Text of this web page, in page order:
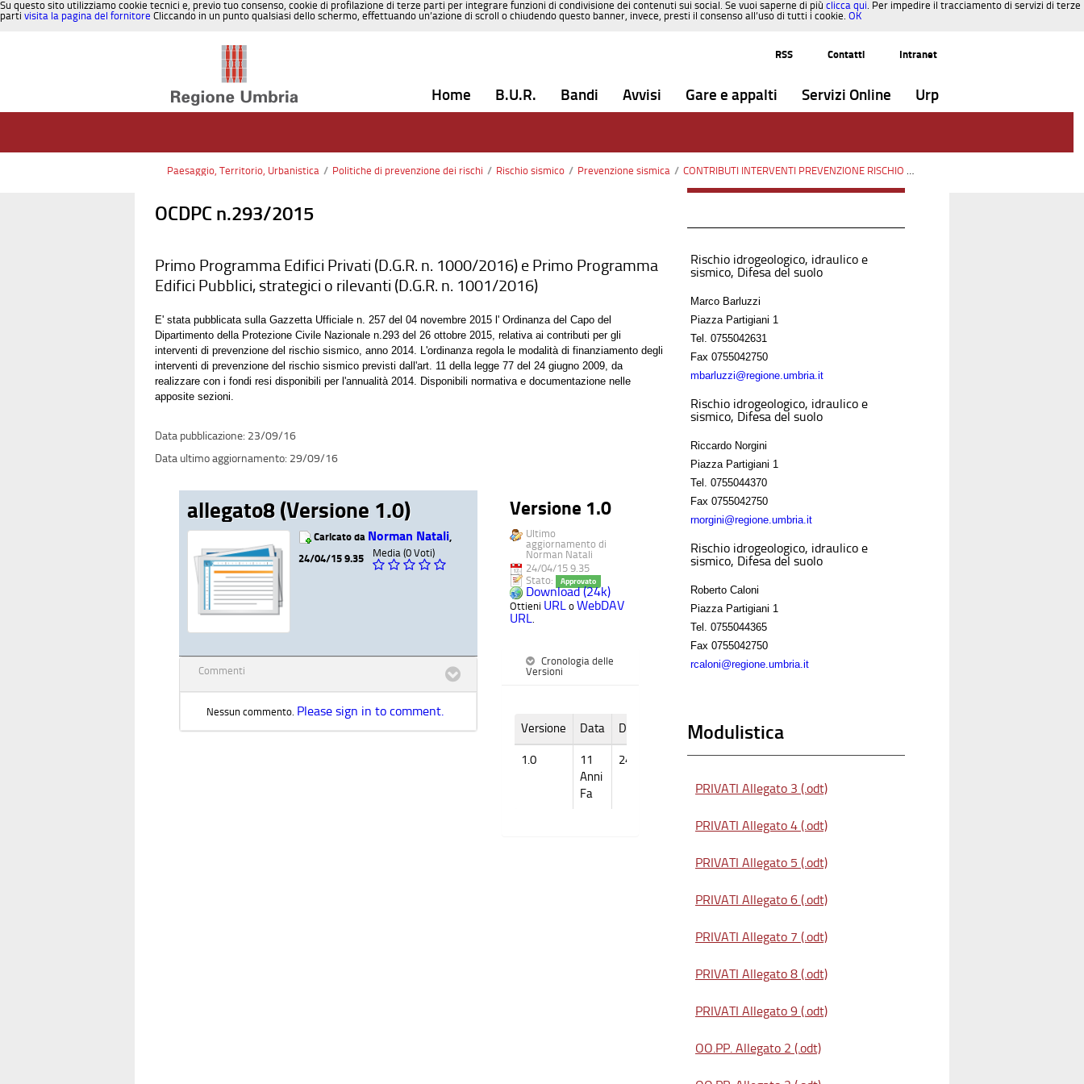
Su questo sito utilizziamo cookie tecnici e, previo tuo consenso, cookie di profilazione di terze parti per integrare funzioni di condivisione dei contenuti sui social. Se vuoi saperne di più clicca qui. Per impedire il tracciamento di servizi di terze
parti visita la pagina del fornitore Cliccando in un punto qualsiasi dello schermo, effettuando un’azione di scroll o chiudendo questo banner, invece, presti il consenso all’uso di tutti i cookie. OK
RSS
Contatti Intranet
Home B.U.R. Bandi Avvisi Gare e appalti Servizi Online Urp
Paesaggio, Territorio, Urbanistica / Politiche di prevenzione dei rischi / Rischio sismico / Prevenzione sismica / CONTRIBUTI INTERVENTI PREVENZIONE RISCHIO SISMICO OCDPC n.293/2015
OCDPC n.293/2015
Primo Programma Edifici Privati (D.G.R. n. 1000/2016) e Primo Programma
Edifici Pubblici, strategici o rilevanti (D.G.R. n. 1001/2016)
E' stata pubblicata sulla Gazzetta Ufficiale n. 257 del 04 novembre 2015 l' Ordinanza del Capo del
Dipartimento della Protezione Civile Nazionale n.293 del 26 ottobre 2015, relativa ai contributi per gli
interventi di prevenzione del rischio sismico, anno 2014. L'ordinanza regola le modalità di finanziamento degli
interventi di prevenzione del rischio sismico previsti dall'art. 11 della legge 77 del 24 giugno 2009, da
realizzare con i fondi resi disponibili per l'annualità 2014. Disponibili normativa e documentazione nelle
apposite sezioni.
23/09/16
29/09/16
allegato8 (Versione 1.0)
Caricato da Norman Natali
24/04/15 9.35
Media (0 Voti)
Commenti
Nessun commento. Please sign in to comment.
Versione 1.0
Ultimo
aggiornamento di
Norman Natali
24/04/15 9.35
Stato:
Approvato
Download (24k)
Ottieni URL o WebDAV
URL
Cronologia delle
Versioni
Versione Data Dimensione
1.0
11
Anni
Fa
24k
Rischio idrogeologico, idraulico e
sismico, Difesa del suolo
Marco Barluzzi
Piazza Partigiani 1
Tel.
0755042631
Fax 0755042750
mbarluzzi@regione.umbria.it
Rischio idrogeologico, idraulico e
sismico, Difesa del suolo
Riccardo Norgini
Piazza Partigiani 1
Tel.
0755044370
Fax 0755042750
rnorgini@regione.umbria.it
Rischio idrogeologico, idraulico e
sismico, Difesa del suolo
Roberto Caloni
Piazza Partigiani 1
Tel.
0755044365
Fax 0755042750
rcaloni@regione.umbria.it
Modulistica
PRIVATI Allegato 3 (.odt)
PRIVATI Allegato 4 (.odt)
PRIVATI Allegato 5 (.odt)
PRIVATI Allegato 6 (.odt)
PRIVATI Allegato 7 (.odt)
PRIVATI Allegato 8 (.odt)
PRIVATI Allegato 9 (.odt)
OO.PP. Allegato 2 (.odt)